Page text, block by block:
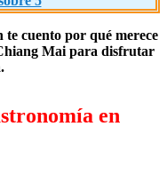
cuento por qué merece
Mai para disfrutar
en